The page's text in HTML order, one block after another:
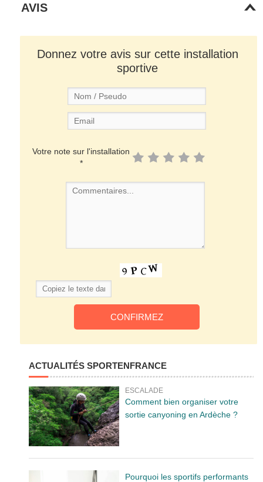
AVIS
Donnez votre avis sur cette installation
sportive
Votre note sur l'installation
*
ACTUALITÉS SPORTENFRANCE
ESCALADE
Comment bien organiser votre
sortie canyoning en Ardèche ?
Pourquoi les sportifs performants